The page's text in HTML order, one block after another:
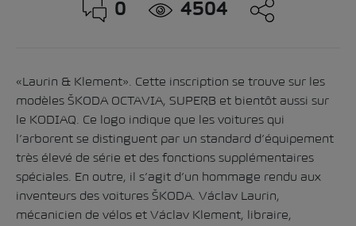
0 4504
«Laurin & Klement». Cette inscription se trouve sur les
modèles ŠKODA OCTAVIA, SUPERB et bientôt aussi sur
le KODIAQ. Ce logo indique que les voitures qui
l’arborent se distinguent par un standard d’équipement
très élevé de série et des fonctions supplémentaires
spéciales. En outre, il s’agit d’un hommage rendu aux
inventeurs des voitures ŠKODA. Václav Laurin,
mécanicien de vélos et Václav Klement, libraire,